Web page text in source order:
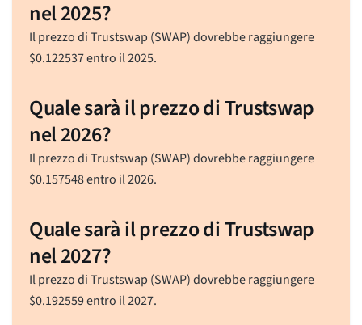
nel 2025?
Il prezzo di Trustswap (SWAP) dovrebbe raggiungere
$0.122537entro il 2025.
Quale sarà il prezzo di Trustswap
nel 2026?
Il prezzo di Trustswap (SWAP) dovrebbe raggiungere
$0.157548entro il 2026.
Quale sarà il prezzo di Trustswap
nel 2027?
Il prezzo di Trustswap (SWAP) dovrebbe raggiungere
$0.192559entro il 2027.